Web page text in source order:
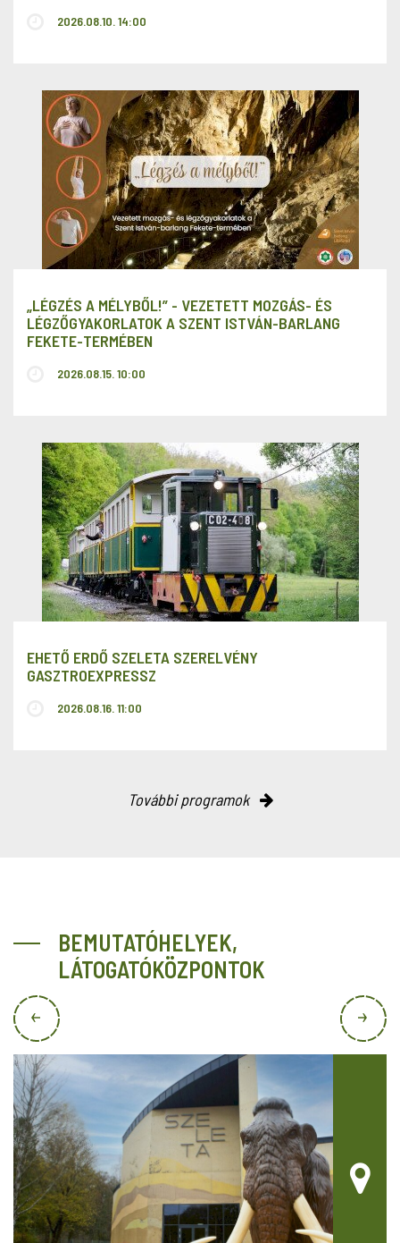
2026.08.10. 14:00
„LÉGZÉS A MÉLYBŐL!” - VEZETETT MOZGÁS- ÉS
LÉGZŐGYAKORLATOK A SZENT ISTVÁN-BARLANG
FEKETE-TERMÉBEN
2026.08.15. 10:00
EHETŐ ERDŐ SZELETA SZERELVÉNY
GASZTROEXPRESSZ
2026.08.16. 11:00
További programok
BEMUTATÓHELYEK,
LÁTOGATÓKÖZPONTOK